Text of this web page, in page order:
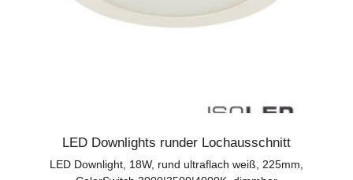
LED Downlights runder Lochausschnitt
LED Downlight, 18W, rund ultraflach weiß, 225mm,